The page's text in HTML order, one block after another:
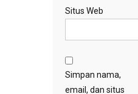
Situs Web
Simpan nama,
email, dan situs